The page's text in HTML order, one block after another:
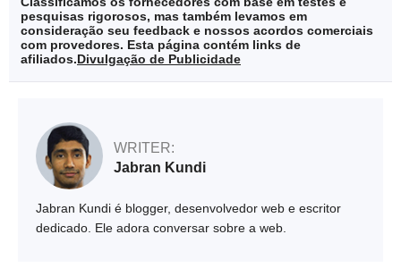
pesquisas rigorosos, mas também levamos em
consideração seu feedback e nossos acordos comerciais
com provedores. Esta página contém links de
afiliados.Divulgação de Publicidade
WRITER:
Jabran Kundi
Jabran Kundi é blogger, desenvolvedor web e escritor
dedicado. Ele adora conversar sobre a web.